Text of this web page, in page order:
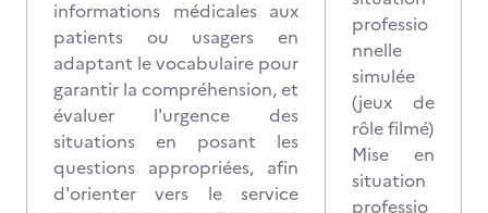
informations médicales aux
patients ou usagers en
adaptant le vocabulaire pour
garantir la compréhension, et
évaluer l'urgence des
situations en posant les
questions appropriées, afin
d'orienter vers le service
professio
nnelle
simulée
(jeux de
rôle filmé)
Mise en
situation
professio